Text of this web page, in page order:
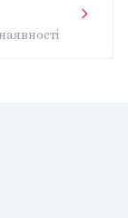
Art
крафт на